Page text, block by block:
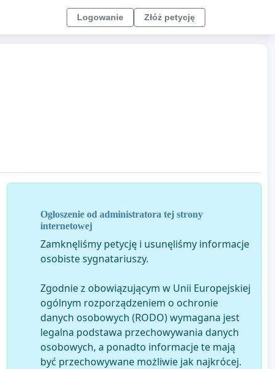
Logowanie Złóż petycję
Ogłoszenie od administratora tej strony
internetowej
Zamknęliśmy petycję i usunęliśmy informacje
osobiste sygnatariuszy.
Zgodnie z obowiązującym w Unii Europejskiej
ogólnym rozporządzeniem o ochronie
danych osobowych (RODO) wymagana jest
legalna podstawa przechowywania danych
osobowych, a ponadto informacje te mają
być przechowywane możliwie jak najkrócej.